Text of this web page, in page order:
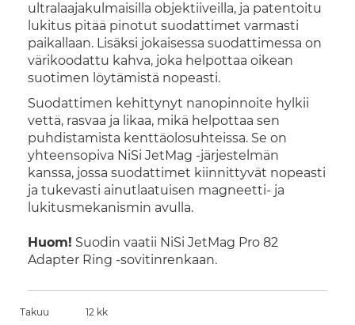
ultralaajakulmaisilla objektiiveilla, ja patentoitu
lukitus pitää pinotut suodattimet varmasti
paikallaan. Lisäksi jokaisessa suodattimessa on
värikoodattu kahva, joka helpottaa oikean
suotimen löytämistä nopeasti.
Suodattimen kehittynyt nanopinnoite hylkii
vettä, rasvaa ja likaa, mikä helpottaa sen
puhdistamista kenttäolosuhteissa. Se on
yhteensopiva NiSi JetMag -järjestelmän
kanssa, jossa suodattimet kiinnittyvät nopeasti
ja tukevasti ainutlaatuisen magneetti- ja
lukitusmekanismin avulla.
Huom! Suodin vaatii NiSi JetMag Pro 82
Adapter Ring -sovitinrenkaan.
Takuu
12 kk